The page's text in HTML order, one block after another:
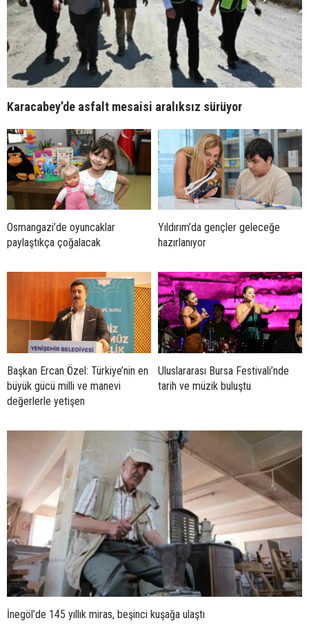
Karacabey’de asfalt mesaisi aralıksız sürüyor
Osmangazi’de oyuncaklar
paylaştıkça çoğalacak
Yıldırım’da gençler geleceğe
hazırlanıyor
Başkan Ercan Özel: Türkiye’nin en
büyük gücü milli ve manevi
değerlerle yetişen
Uluslararası Bursa Festivali’nde
tarih ve müzik buluştu
İnegöl’de 145 yıllık miras, beşinci kuşağa ulaştı